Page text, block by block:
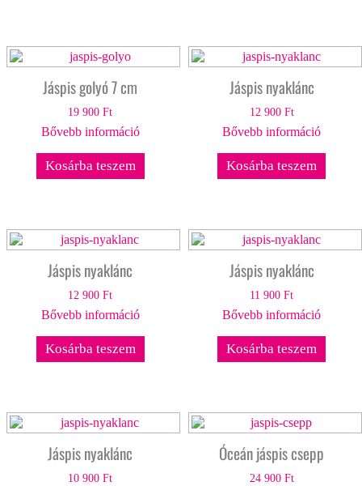
Jáspis golyó 7 cm
19 900Ft
Bővebb információ
Kosárba teszem
Jáspis nyaklánc
12 900 Ft
Bővebb információ
Kosárba teszem
Jáspis nyaklánc
12 900Ft
Bővebb információ
Kosárba teszem
Jáspis nyaklánc
11 900Ft
Bővebb információ
Kosárba teszem
Jáspis nyaklánc
10 900Ft
Óceán jáspis csepp
24 900 Ft